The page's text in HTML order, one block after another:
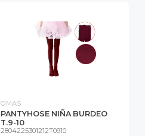
OMAS
PANTYHOSE NIÑA BURDEO
T.9-10
2804225301212T0910